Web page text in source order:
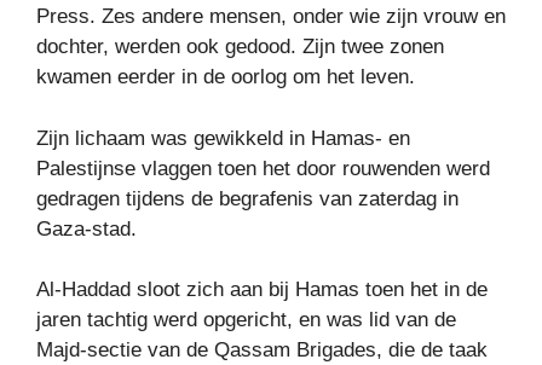
Press. Zes andere mensen, onder wie zijn vrouw en
dochter, werden ook gedood. Zijn twee zonen
kwamen eerder in de oorlog om het leven.
Zijn lichaam was gewikkeld in Hamas- en
Palestijnse vlaggen toen het door rouwenden werd
gedragen tijdens de begrafenis van zaterdag in
Gaza-stad.
Al-Haddad sloot zich aan bij Hamas toen het in de
jaren tachtig werd opgericht, en was lid van de
Majd-sectie van de Qassam Brigades, die de taak